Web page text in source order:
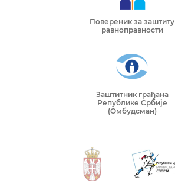
Повереник за заштиту
равноправности
Заштитник грађана
Републике Србије
(Омбудсман)